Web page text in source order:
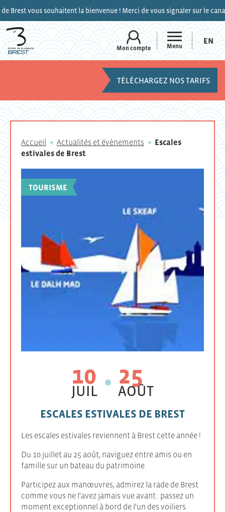
vous souhaitent la bienvenue ! Merci de vous signaler sur le canal 9
Mon compte Menu
EN
TÉLÉCHARGEZ NOS TARIFS
Accueil Actualités et évènements
Escales
estivales de Brest
TOURISME
10
JUIL
25
AOÛT
ESCALES ESTIVALES DE BREST
Les escales estivales reviennent à Brest cette année !
Du 10 juillet au 25 août, naviguez entre amis ou en
famille sur un bateau du patrimoine.
Participez aux manœuvres, admirez la rade de Brest
comme vous ne l'avez jamais vue avant : passez un
moment exceptionnel à bord de l'un des voiliers